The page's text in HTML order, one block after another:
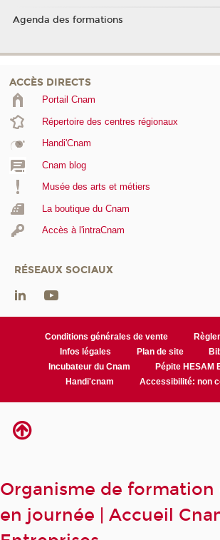
Agenda des formations
ACCÈS DIRECTS
Portail Cnam
Répertoire des centres régionaux
Handi'Cnam
Cnam blog
Musée des arts et métiers
La boutique du Cnam
Accès à l'intraCnam
RÉSEAUX SOCIAUX
Conditions générales de vente
Infos légales
Plan de site
Incubateur du Cnam
Pépite HESAM
Handi'cnam
Accessibilité: non
Organisme de
en journée | Accueil